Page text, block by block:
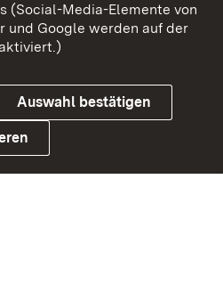
Datenschutz
(Social-Media-Elemente von
und Google werden auf der
Auswahl bestätigen